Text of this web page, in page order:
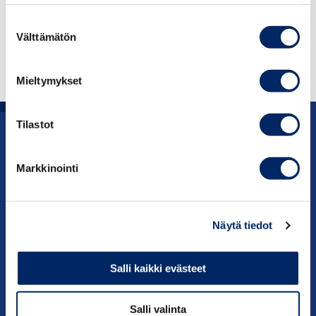
valinta
Välttämätön
Mieltymykset
Tilastot
Markkinointi
Näytä tiedot
Salli kaikki evästeet
Salli valinta
aihetunnisteella.
Palvelut
Tietoa meistä